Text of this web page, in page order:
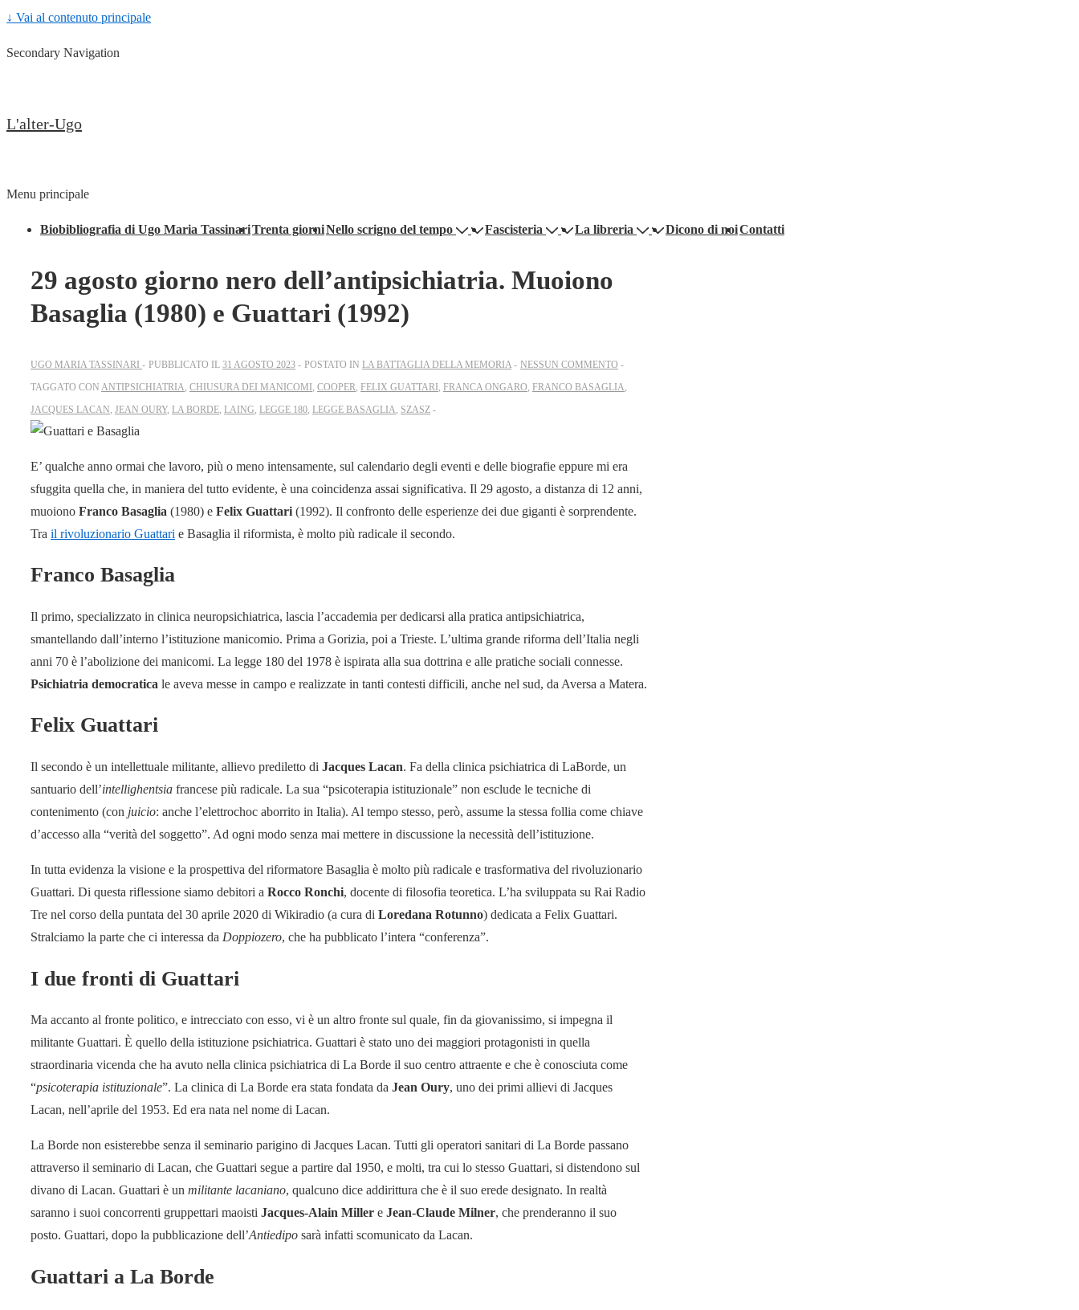
↓ Vai al contenuto principale
Secondary Navigation
L'alter-Ugo
Menu principale
Biobibliografia di Ugo Maria TassinariTrenta giorniNello scrigno del tempo Fascisteria La libreria Dicono di noiContatti
29 agosto giorno nero dell’antipsichiatria. Muoiono
Basaglia (1980) e Guattari (1992)
UGO MARIA TASSINARI PUBBLICATO IL 31 AGOSTO 2023 POSTATO IN LA BATTAGLIA DELLA MEMORIA
NESSUN COMMENTO
TAGGATO CON ANTIPSICHIATRIA CHIUSURA DEI MANICOMI COOPER FELIX GUATTARI FRANCA ONGARO FRANCO BASAGLIA
JACQUES LACAN JEAN OURY, LA BORDE LAING LEGGE 180 LEGGE BASAGLIA SZASZ
E’ qualche anno ormai che lavoro, più o meno intensamente, sul calendario degli eventi e delle biografie eppure mi era
sfuggita quella che, in maniera del tutto evidente, è una coincidenza assai significativa. Il 29 agosto, a distanza di 12 anni,
muoiono Franco Basaglia (1980) e Felix Guattari (1992). Il confronto delle esperienze dei due giganti è sorprendente.
Tra il rivoluzionario Guattari e Basaglia il riformista, è molto più radicale il secondo.
Franco Basaglia
Il primo, specializzato in clinica neuropsichiatrica, lascia l’accademia per dedicarsi alla pratica antipsichiatrica,
smantellando dall’interno l’istituzione manicomio. Prima a Gorizia, poi a Trieste. L’ultima grande riforma dell’Italia negli
anni 70 è l’abolizione dei manicomi. La legge 180 del 1978 è ispirata alla sua dottrina e alle pratiche sociali connesse.
Psichiatria democratica le aveva messe in campo e realizzate in tanti contesti difficili, anche nel sud, da Aversa a Matera.
Felix Guattari
Il secondo è un intellettuale militante, allievo prediletto di Jacques Lacan. Fa della clinica psichiatrica di LaBorde, un
santuario dell’intellighentsia francese più radicale. La sua “psicoterapia istituzionale” non esclude le tecniche di
contenimento (con juicio: anche l’elettrochoc aborrito in Italia). Al tempo stesso, però, assume la stessa follia come chiave
d’accesso alla “verità del soggetto”. Ad ogni modo senza mai mettere in discussione la necessità dell’istituzione.
In tutta evidenza la visione e la prospettiva del riformatore Basaglia è molto più radicale e trasformativa del rivoluzionario
Guattari. Di questa riflessione siamo debitori a Rocco Ronchi, docente di filosofia teoretica. L’ha sviluppata su Rai Radio
Tre nel corso della puntata del 30 aprile 2020 di Wikiradio (a cura di Loredana Rotunno) dedicata a Felix Guattari.
Stralciamo la parte che ci interessa da Doppiozero, che ha pubblicato l’intera “conferenza”.
I due fronti di Guattari
Ma accanto al fronte politico, e intrecciato con esso, vi è un altro fronte sul quale, fin da giovanissimo, si impegna il
militante Guattari. È quello della istituzione psichiatrica. Guattari è stato uno dei maggiori protagonisti in quella
straordinaria vicenda che ha avuto nella clinica psichiatrica di La Borde il suo centro attraente e che è conosciuta come
“psicoterapia istituzionale”. La clinica di La Borde era stata fondata da Jean Oury, uno dei primi allievi di Jacques
Lacan, nell’aprile del 1953. Ed era nata nel nome di Lacan.
La Borde non esisterebbe senza il seminario parigino di Jacques Lacan. Tutti gli operatori sanitari di La Borde passano
attraverso il seminario di Lacan, che Guattari segue a partire dal 1950, e molti, tra cui lo stesso Guattari, si distendono sul
divano di Lacan. Guattari è un militante lacaniano, qualcuno dice addirittura che è il suo erede designato. In realtà
saranno i suoi concorrenti gruppettari maoisti Jacques-Alain Miller e Jean-Claude Milner, che prenderanno il suo
posto. Guattari, dopo la pubblicazione dell’Antiedipo sarà infatti scomunicato da Lacan.
Guattari a La Borde